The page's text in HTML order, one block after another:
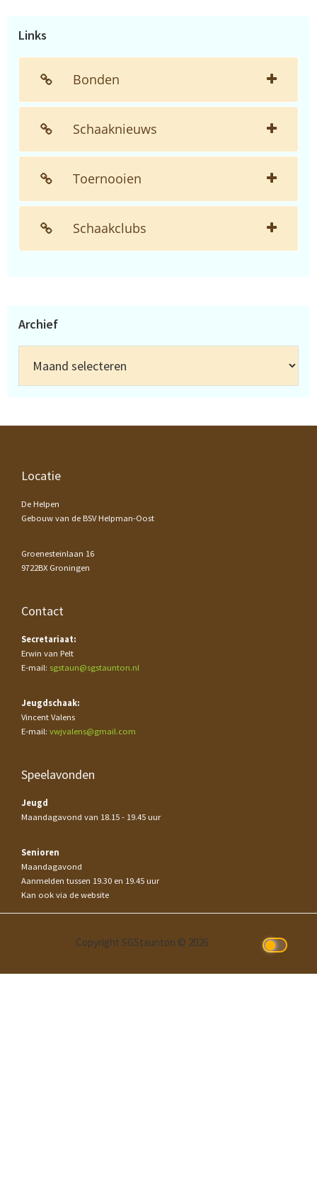
Links
Bonden
Schaaknieuws
Toernooien
Schaakclubs
Archief
Footer
Locatie
De Helpen
Gebouw van de BSV Helpman-Oost
Groenesteinlaan 16
9722BX Groningen
Contact
Secretariaat:
Erwin van Pelt
E-mail: sgstaun@sgstaunton.nl
Jeugdschaak:
Vincent Valens
E-mail: vwjvalens@gmail.com
Speelavonden
Jeugd
Maandagavond van 18.15 - 19.45 uur
Senioren
Maandagavond
Aanmelden tussen 19.30 en 19.45 uur
Kan ook via de website
Copyright SGStaunton © 2026